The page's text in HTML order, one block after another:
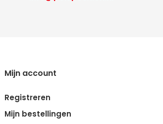
Mijn account
Registreren
Mijn bestellingen